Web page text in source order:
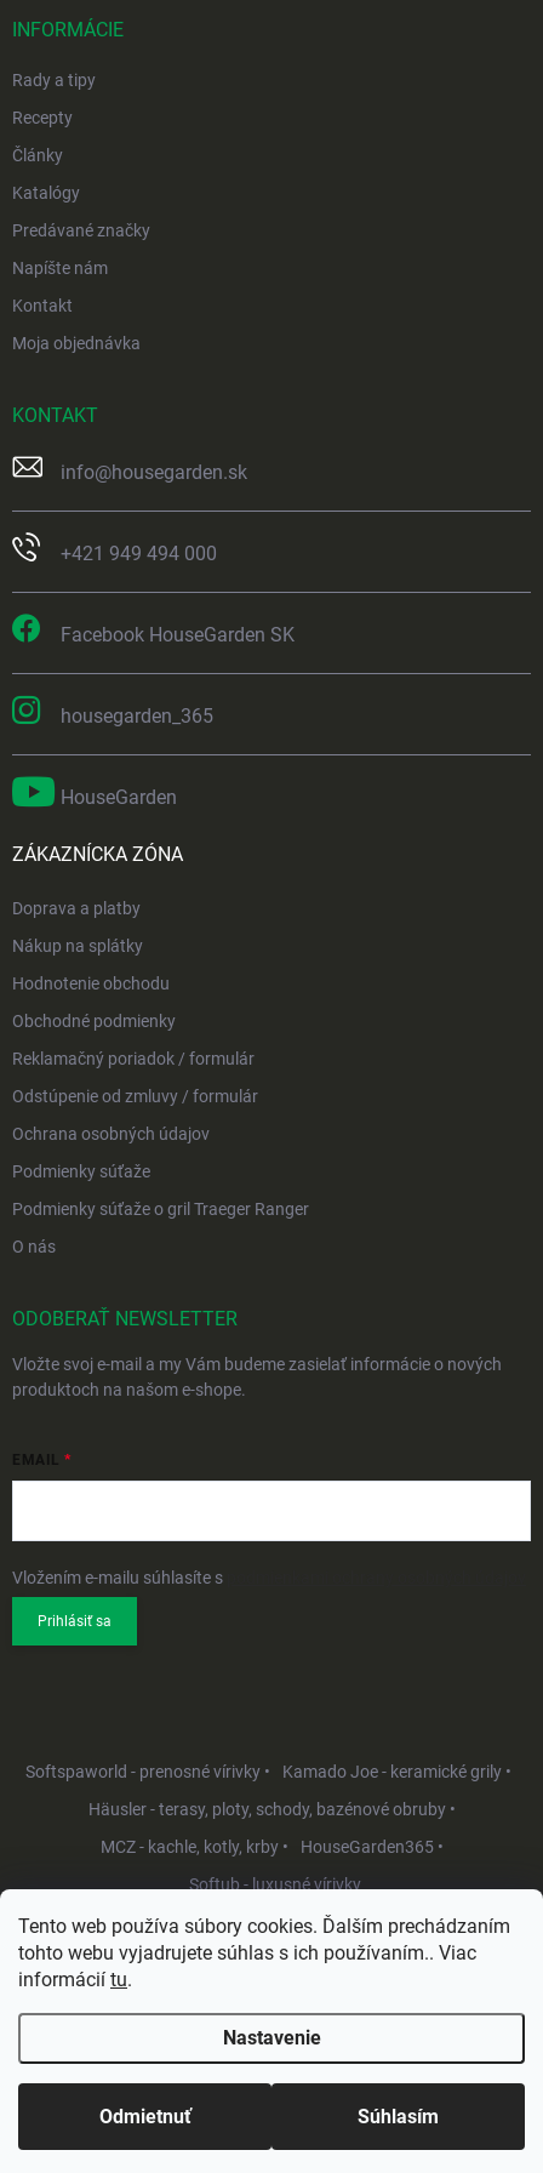
Tento web používa súbory cookies. Ďalším prechádzaním
tohto webu vyjadrujete súhlas s ich používaním.. Viac
informácií tu.
Nastavenie
Odmietnuť Súhlasím
INFORMÁCIE
Rady a tipy
Recepty
Články
Katalógy
Predávané značky
Napíšte nám
Kontakt
Moja objednávka
KONTAKT
info@housegarden.sk
+421 949 494 000
Facebook HouseGarden SK
housegarden_365
HouseGarden
ZÁKAZNÍCKA ZÓNA
Doprava a platby
Nákup na splátky
Hodnotenie obchodu
Obchodné podmienky
Reklamačný poriadok / formulár
Odstúpenie od zmluvy / formulár
Ochrana osobných údajov
Podmienky súťaže
Podmienky súťaže o gril Traeger Ranger
O nás
ODOBERAŤ NEWSLETTER
Vložte svoj e-mail a my Vám budeme zasielať informácie o nových
produktoch na našom e-shope.
EMAIL
Vložením e-mailu súhlasíte s
Prihlásiť sa
Softspaworld - prenosné vírivky •
Kamado Joe - keramické grily •
Häusler - terasy, ploty, schody, bazénové obruby •
MCZ - kachle, kotly, krby •
HouseGarden365 •
Softub - luxusné vírivky
Vytvoril Shoptet
Copyright 2026HouseGarden.sk. Všetky práva vyhradené.Upraviť